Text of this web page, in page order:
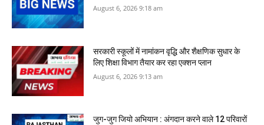
August 6, 2026 9:18 am
सरकारी स्‍कूलों में नामांकन वृद्धि और शैक्षणिक सुधार के
लिए शिक्षा विभाग तैयार कर रहा एक्शन प्लान
August 6, 2026 9:13 am
जुग-जुग जियो अभियान : अंगदान करने वाले 12 परिवारों